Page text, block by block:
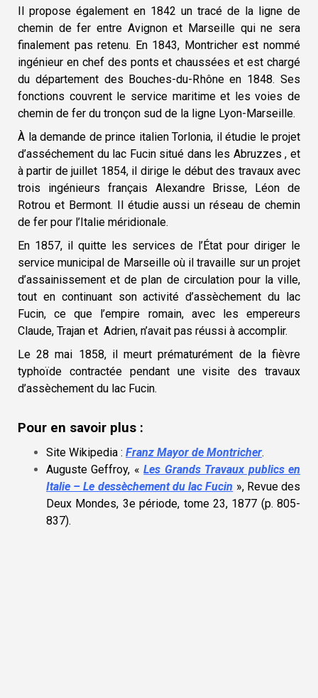
Il propose également en 1842 un tracé de la ligne de
chemin de fer entre Avignon et Marseille qui ne sera
finalement pas retenu. En 1843, Montricher est nommé
ingénieur en chef des ponts et chaussées et est chargé
du département des Bouches-du-Rhône en 1848. Ses
fonctions couvrent le service maritime et les voies de
chemin de fer du tronçon sud de la ligne Lyon-Marseille.
À la demande de prince italien Torlonia, il étudie le projet
d’asséchement du lac Fucin situé dans les Abruzzes , et
à partir de juillet 1854, il dirige le début des travaux avec
trois ingénieurs français Alexandre Brisse, Léon de
Rotrou et Bermont. Il étudie aussi un réseau de chemin
de fer pour l’Italie méridionale.
En 1857, il quitte les services de l’État pour diriger le
service municipal de Marseille où il travaille sur un projet
d’assainissement et de plan de circulation pour la ville,
tout en continuant son activité d’assèchement du lac
Fucin, ce que l’empire romain, avec les empereurs
Claude, Trajan et Adrien, n’avait pas réussi à accomplir.
Le 28 mai 1858, il meurt prématurément de la fièvre
typhoïde contractée pendant une visite des travaux
d’assèchement du lac Fucin.
Pour en savoir plus :
Site Wikipedia : Franz Mayor de Montricher.
Auguste Geffroy, « Les Grands Travaux publics en
Italie – Le dessèchement du lac Fucin », Revue des
Deux Mondes, 3e période, tome 23, 1877 (p. 805-
837).